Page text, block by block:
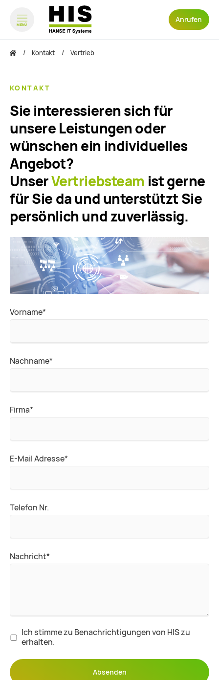
MENÜ
Anrufen
zum Inhalt springen
Kontakt Vertrieb
KONTAKT
Sie interessieren sich für
unsere Leistungen oder
wünschen ein individuelles
Angebot?
UnserVertriebsteam ist gerne
für Sie da und unterstützt Sie
persönlich und zuverlässig.
Pflichtfeld
Vorname*
Pflichtfeld
Nachname*
Pflichtfeld
Firma*
Pflichtfeld
E-Mail Adresse*
Telefon Nr.
Pflichtfeld
Nachricht*
Ich stimme zu Benachrichtigungen von HIS zu
erhalten.
Absenden